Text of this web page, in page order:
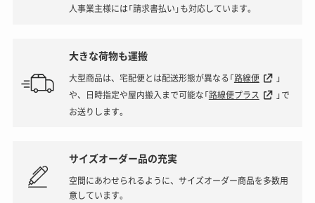
人事業主様には「請求書払い」も対応しています。
大きな荷物も運搬
大型商品は、宅配便とは配送形態が異なる「路線便
」
や、日時指定や屋内搬入まで可能な「路線便プラス
」で
お送りします。
サイズオーダー品の充実
空間にあわせられるように、サイズオーダー商品を多数用
意しています。